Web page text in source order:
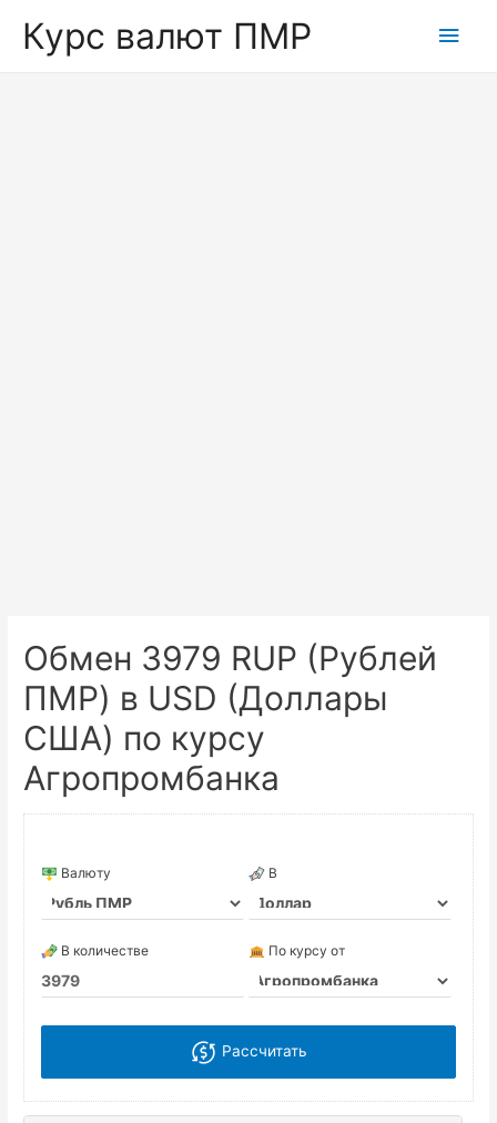
Курс валют ПМР
Обмен 3979 RUP (Рублей
ПМР) в USD (Доллары
США) по курсу
Агропромбанка
Валюту В
В количестве По курсу от
Рассчитать